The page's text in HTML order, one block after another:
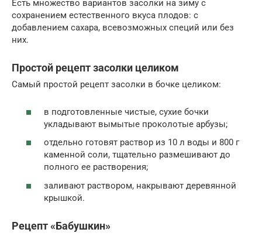
Есть множество вариантов засолки на зиму с
сохранением естественного вкуса плодов: с
добавлением сахара, всевозможных специй или без
них.
Простой рецепт засолки целиком
Самый простой рецепт засолки в бочке целиком:
в подготовленные чистые, сухие бочки
укладывают вымытые проколотые арбузы;
отдельно готовят раствор из 10 л воды и 800 г
каменной соли, тщательно размешивают до
полного ее растворения;
заливают раствором, накрывают деревянной
крышкой.
Рецепт «Бабушкин»